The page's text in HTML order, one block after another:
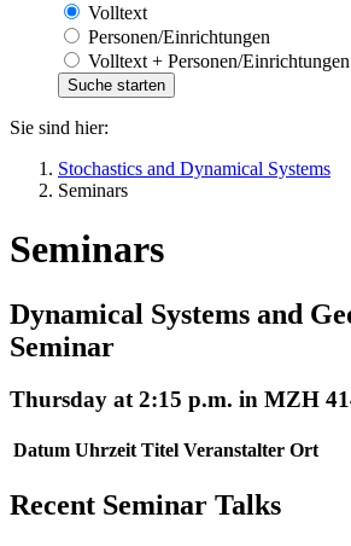
Volltext
Personen/Einrichtungen
Volltext + Personen/Einrichtungen
Sie sind hier:
Stochastics and Dynamical Systems
Seminars
Seminars
Dynamical Systems and
Seminar
Thursday at 2:15 p.m. in MZH
Datum Uhrzeit Titel Veranstalter Ort
Recent Seminar Talks